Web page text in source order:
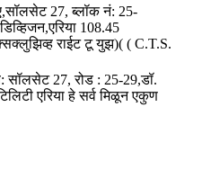
27, ब्लॉक नं: 25-
108.45
राईट टू युझ)( ( C.T.S.
सॉलसेट 27, रोड : 25-29,डॉ.
एरिया हे सर्व मिळून एकुण